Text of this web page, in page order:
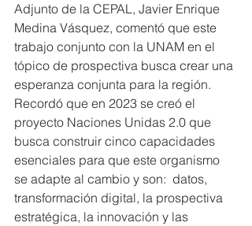
Adjunto de la CEPAL, Javier Enrique
Medina Vásquez, comentó que este
trabajo conjunto con la UNAM en el
tópico de prospectiva busca crear una
esperanza conjunta para la región.
Recordó que en 2023 se creó el
proyecto Naciones Unidas 2.0 que
busca construir cinco capacidades
esenciales para que este organismo
se adapte al cambio y son:  datos,
transformación digital, la prospectiva
estratégica, la innovación y las